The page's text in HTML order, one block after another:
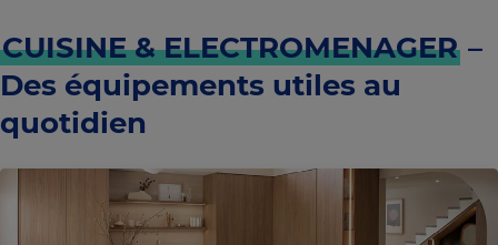
CUISINE & ELECTROMENAGER –
Des équipements utiles au
quotidien